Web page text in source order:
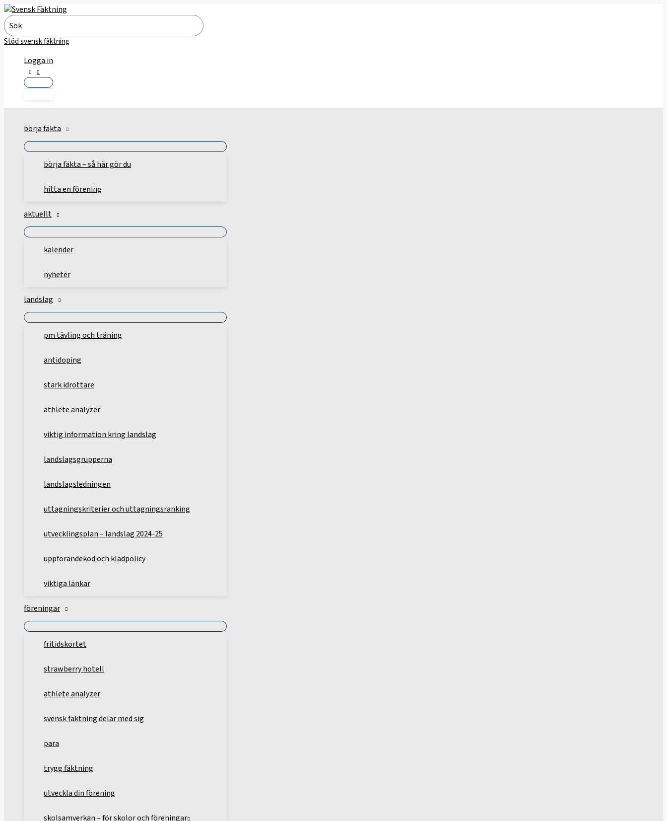
Hoppa
till
innehåll
Search
for:
Stöd svensk fäktning
Logga in
börja fäkta
börja fäkta – så här gör du
hitta en förening
aktuellt
kalender
nyheter
landslag
pm tävling och träning
antidoping
stark idrottare
athlete analyzer
viktig information kring landslag
landslagsgrupperna
landslagsledningen
uttagningskriterier och uttagningsranking
utvecklingsplan – landslag 2024-25
uppförandekod och klädpolicy
viktiga länkar
föreningar
fritidskortet
strawberry hotell
athlete analyzer
svensk fäktning delar med sig
para
trygg fäktning
utveckla din förening
skolsamverkan – för skolor och föreningar